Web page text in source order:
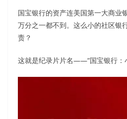
国宝银行的资产连美国第一大商
万分之一都不到。这么小的社区银
责？
这就是纪录片片名——“国宝银行：